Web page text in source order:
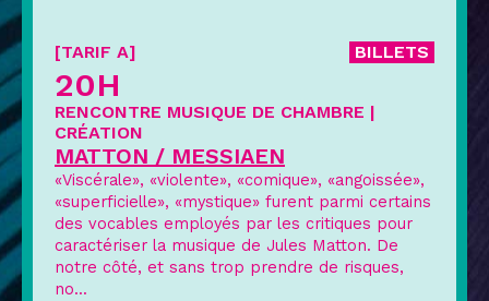
[TARIF A] BILLETS
20H
RENCONTRE MUSIQUE DE CHAMBRE |
CRÉATION
MATTON / MESSIAEN
«Viscérale», «violente», «comique», «angoissée»,
«superficielle», «mystique» furent parmi certains
des vocables employés par les critiques pour
caractériser la musique de Jules Matton. De
notre côté, et sans trop prendre de risques,
no...